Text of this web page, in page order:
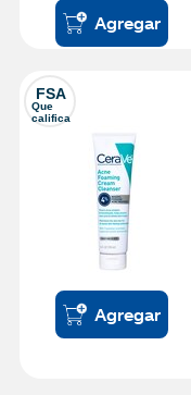
Agregar
FSA
Que
califica
Agregar